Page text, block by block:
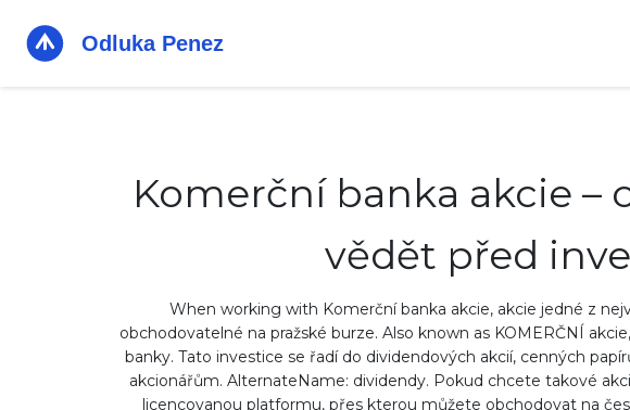
Komerční banka akcie –
vědět před
When working with Komerční banka akcie, akcie jedné z
obchodovatelné na pražské burze. Also known as KOMERČNÍ akcie
banky. Tato investice se řadí do dividendových akcií, cenných
akcionářům. AlternateName: dividendy. Pokud chcete takové
licencovanou platformu, přes kterou můžete obchodovat na